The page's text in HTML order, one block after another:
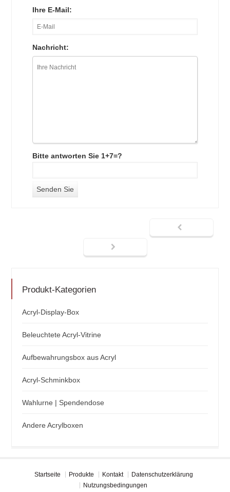
Ihre E-Mail:
Nachricht:
Bitte antworten Sie 1+7=?
Produkt-Kategorien
Acryl-Display-Box
Beleuchtete Acryl-Vitrine
Aufbewahrungsbox aus Acryl
Acryl-Schminkbox
Wahlurne | Spendendose
Andere Acrylboxen
Startseite Produkte Kontakt
Datenschutzerklärung
Nutzungsbedingungen